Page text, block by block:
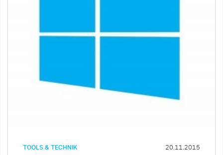
TOOLS & TECHNIK 20.11.2015